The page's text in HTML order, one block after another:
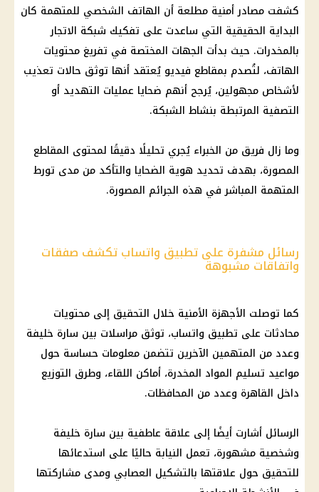
كشفت مصادر أمنية مطلعة أن الهاتف الشخصي للمتهمة كان
البداية الحقيقية التي ساعدت على تفكيك شبكة الاتجار
بالمخدرات. حيث بدأت الجهات المختصة في تفريغ محتويات
الهاتف، لتُصدم بمقاطع فيديو يُعتقد أنها توثق حالات تعذيب
لأشخاص مجهولين، يُرجح أنهم ضحايا عمليات التهديد أو
التصفية المرتبطة بنشاط الشبكة.
وما زال فريق من الخبراء يُجري تحليلًا دقيقًا لمحتوى المقاطع
المصورة، بهدف تحديد هوية الضحايا والتأكد من مدى تورط
المتهمة المباشر في هذه الجرائم المصورة.
رسائل مشفرة على تطبيق واتساب تكشف صفقات
واتفاقات مشبوهة
كما توصلت الأجهزة الأمنية خلال التحقيق إلى محتويات
محادثات على تطبيق واتساب، توثق مراسلات بين سارة خليفة
وعدد من المتهمين الآخرين تتضمن معلومات حساسة حول
مواعيد تسليم المواد المخدرة، أماكن اللقاء، وطرق التوزيع
داخل القاهرة وعدد من المحافظات.
الرسائل أشارت أيضًا إلى علاقة عاطفية بين سارة خليفة
وشخصية مشهورة، تعمل النيابة حاليًا على استدعائها
للتحقيق حول علاقتها بالتشكيل العصابي ومدى مشاركتها